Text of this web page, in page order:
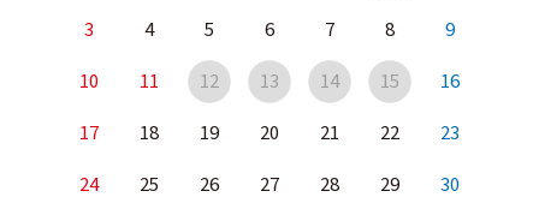
3 4 5 6 7 8 9
10 11 12 13 14 15 16
17 18 19 20 21 22 23
24 25 26 27 28 29 30